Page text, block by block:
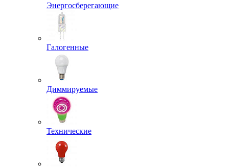
Энергосберегающие
Галогенные
Диммируемые
Технические